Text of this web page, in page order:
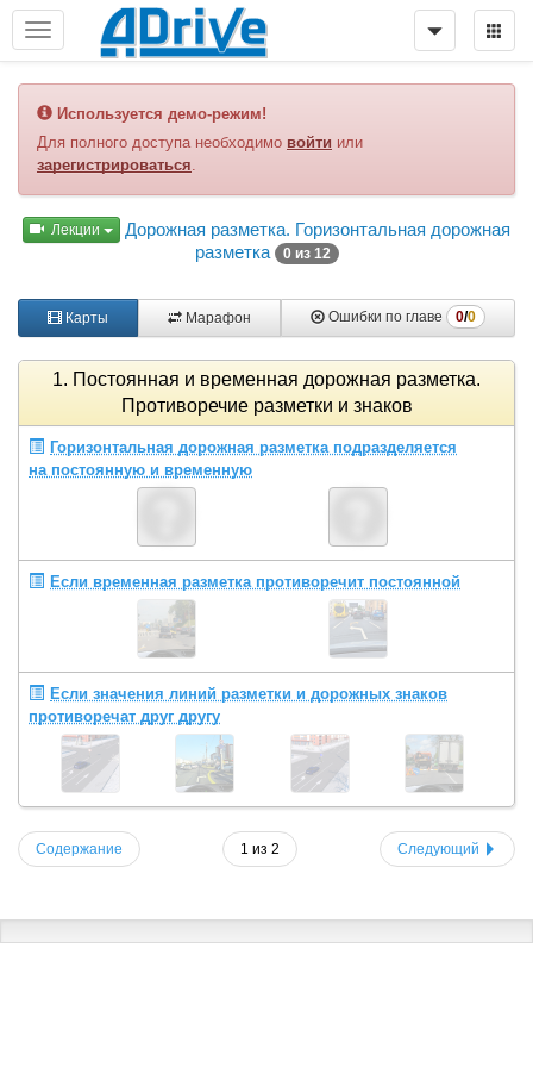
Используется демо-режим!
Для полного доступа необходимо войти или
зарегистрироваться.
Лекции
Дорожная разметка. Горизонтальная дорожная
разметка
0 из 12
Карты Марафон Ошибки по главе 0/0
1. Постоянная и временная дорожная разметка.
Противоречие разметки и знаков
Горизонтальная дорожная разметка подразделяется
на постоянную и временную
Если временная разметка противоречит постоянной
Если значения линий разметки и дорожных знаков
противоречат друг другу
Содержание 1 из 2 Следующий